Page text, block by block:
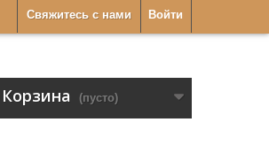
Войти
Свяжитесь с нами
Корзина (пусто)